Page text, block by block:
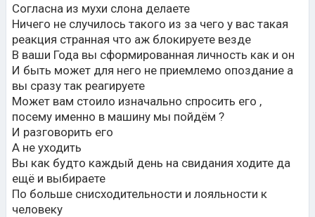
Согласна из мухи слона делаете
Ничего не случилось такого из за чего у вас такая
реакция странная что аж блокируете везде
В ваши Года вы сформированная личность как и он
И быть может для него не приемлемо опоздание а
вы сразу так реагируете
Может вам стоило изначально спросить его ,
посему именно в машину мы пойдём ?
И разговорить его
А не уходить
Вы как будто каждый день на свидания ходите да
ещё и выбираете
По больше снисходительности и лояльности к
человеку